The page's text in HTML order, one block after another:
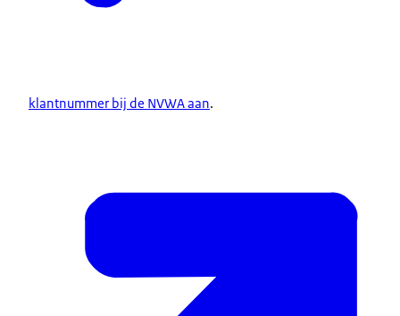
klantnummer bij de NVWA aan.